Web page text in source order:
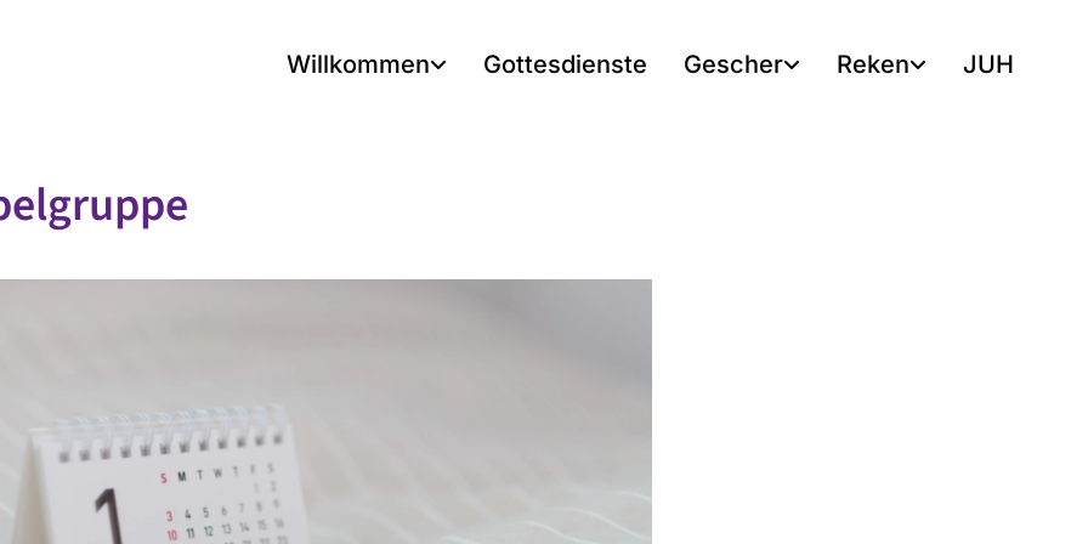
Willkommen Gottesdienste Gescher Reken JUH